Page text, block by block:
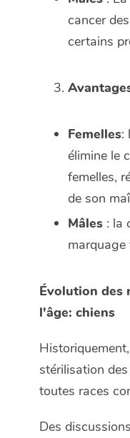
cancer
certains
Femelles:
élimine le
femelles,
de son
Mâles : la
marquage
Évolution des
l'âge: chiens
stérilisation
toutes races
Des